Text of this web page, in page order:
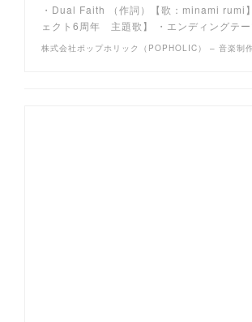
・Dual Faith （作詞）【歌：minami rumi
ェクト6周年 主題歌】 ・エンディングテ